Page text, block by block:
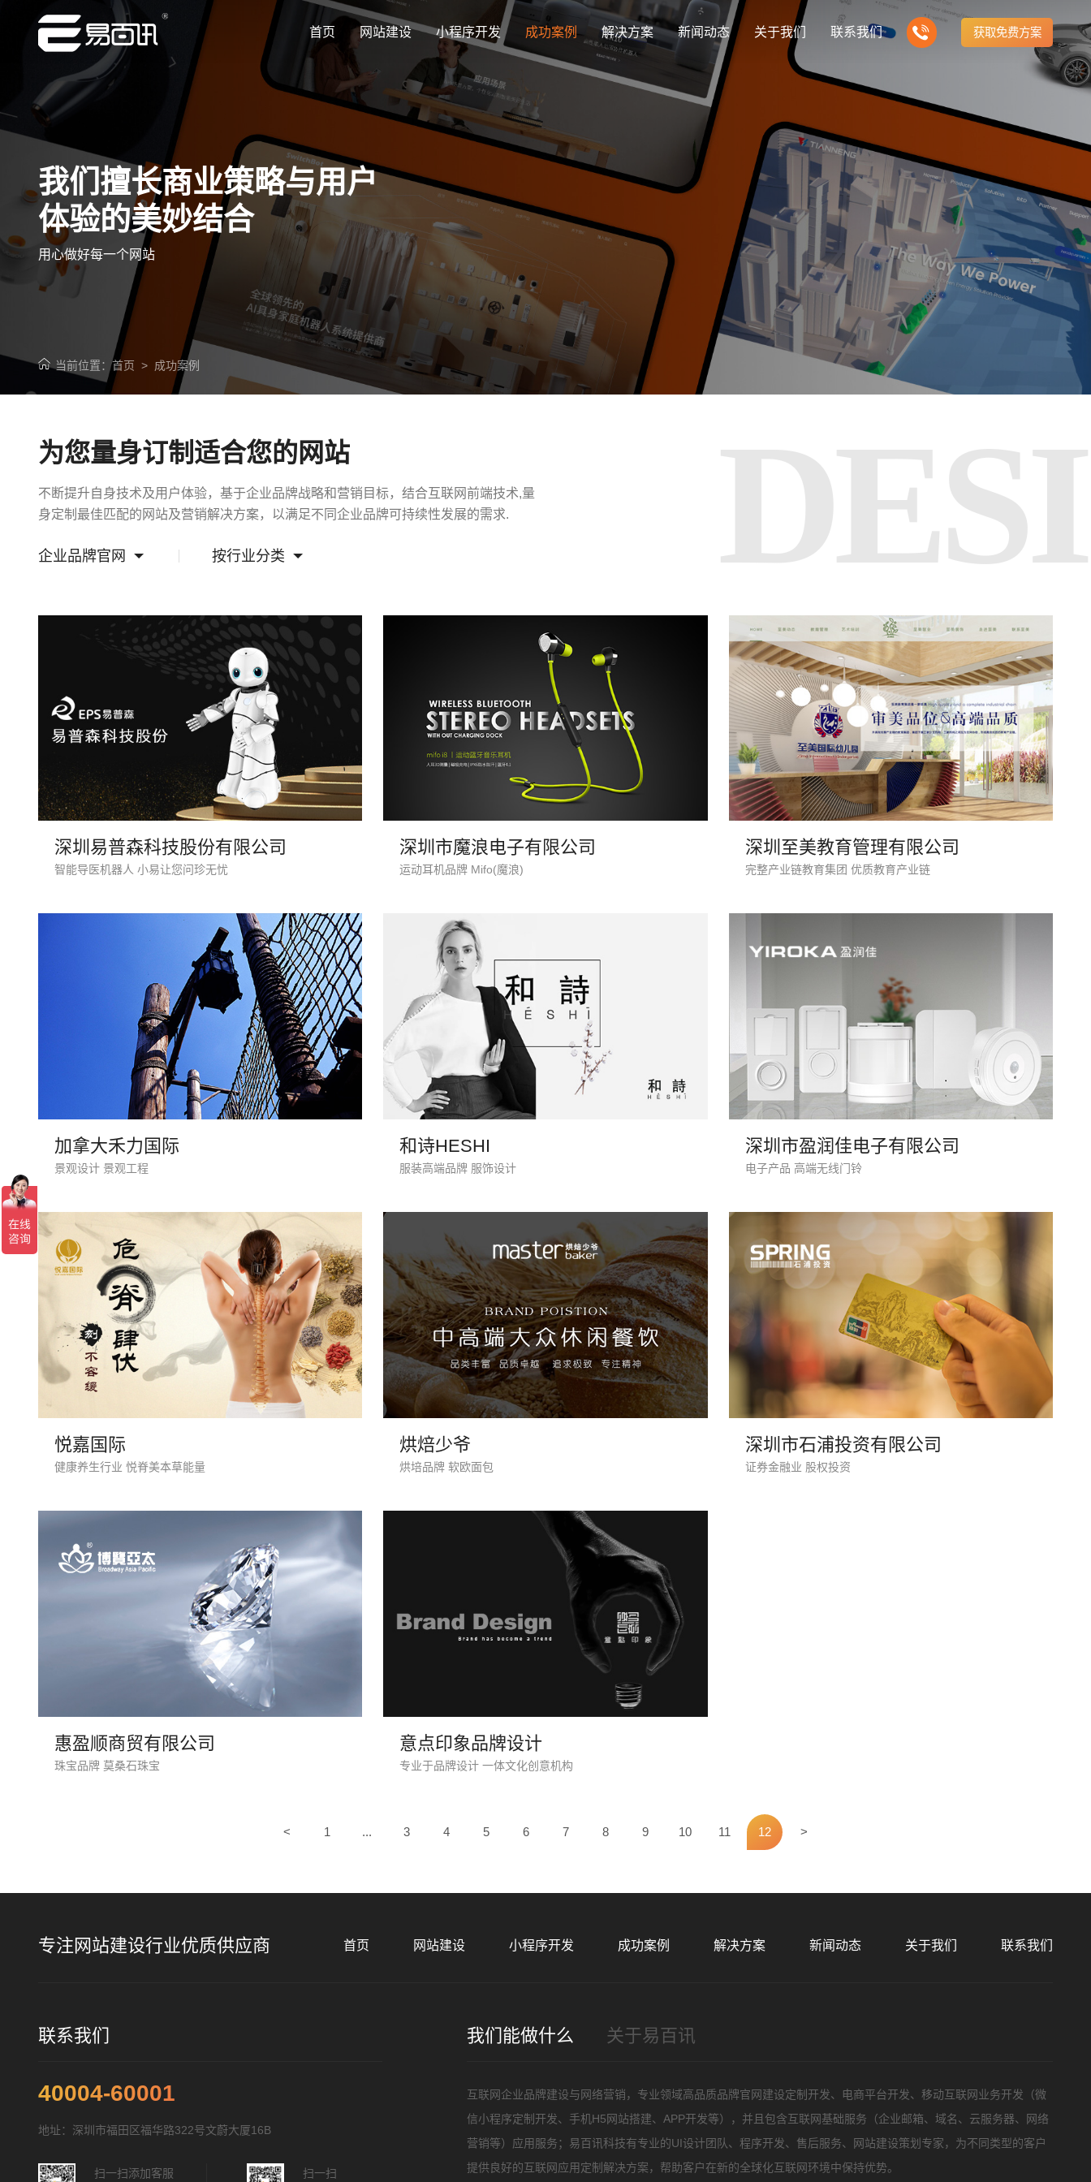
首页 网站建设
专注网站建设行业优质供应商
创意品牌型网站建设
企业品牌高端网站设计
企业营销型网站建设
营销推广转化获客网站
响应式网站建设
适应各个终端设备网站
网站建设定制改版
定制化网站建设改版方案
购物商城系统开发
零售在线电子商务网站
手机微信网站建设
移动手机互联网站开发
小程序开发 成功案例
专注网站建设行业优质供应商 集团上市网站 购物商城网站
实现电子商务化运营
行业门户网站
行业门户网站平台开发
外贸出口网站
外贸进出口网站开发
企业品牌官网
创意品牌型网站建设
企业营销网站
营销型网站建力企业公信力
解决方案
专注网站建设行业优质供应商
解决方案
定制化视觉设计与互动策划方案
芯片半导体网站建设解决方
案
新能源行业网站建设解决方
案
政府网站建设解决方案
购物商城网站建设解决方案 品牌形象网站建设解决方案 外贸网站建设解决方案
门户网站建设解决方案 营销型网站建设解决方案 企业网站建设解决方案
我们的产品
多样化产品总有一个满足你的需求
新闻动态
专注网站建设行业优质供应商 最新签约 公司新闻
Company news
建站知识
Website building knowledge
行业新闻
Industry information
网站设计
Website Design
网站观点
Website viewpoint
关于我们
专注网站建设行业优质供应商 公司介绍
致力于互联网品牌建设
汇款方式
多种付款方式方便快捷
公司团队
我们的团队协作精神
发展历程
一路走来感谢您的陪伴
联系我们 获取免费方案
我们擅长商业策略与用户
体验的美妙结合
用心做好每一个网站
当前位置：首页 > 成功案例
为您量身订制适合您的网站
不断提升自身技术及用户体验，基于企业品牌战略和营销目标，结合互联网前端技术,量
身定制最佳匹配的网站及营销解决方案，以满足不同企业品牌可持续性发展的需求.
企业品牌官网 按行业分类
深圳易普森科技股份有限公司
智能导医机器人 小易让您问珍无忧
深圳市魔浪电子有限公司
运动耳机品牌 Mifo(魔浪)
深圳至美教育管理有限公司
完整产业链教育集团 优质教育产业链
加拿大禾力国际
景观设计 景观工程
和诗HESHI
服装高端品牌 服饰设计
深圳市盈润佳电子有限公司
电子产品 高端无线门铃
悦嘉国际
健康养生行业 悦脊美本草能量
烘焙少爷
烘培品牌 软欧面包
深圳市石浦投资有限公司
证券金融业 股权投资
惠盈顺商贸有限公司
珠宝品牌 莫桑石珠宝
意点印象品牌设计
专业于品牌设计 一体文化创意机构
< 1 ... 3 4 5 6 7 8 9 10 11 12 >
133 1698
专注网站建设行业优质供应商 首页 网站建设 小程序开发 成功案例 解决方案 新闻动态 关于我们 联系我们
联系我们
40004-60001
地址：深圳市福田区福华路322号文蔚大厦16B
扫一扫添加客服 扫一扫
我们能做什么 关于易百讯
互联网企业品牌建设与网络营销，专业领域高品质品牌官网建设定制开发、电商平台开发、移动互联网业务开发（微
信小程序定制开发、手机H5网站搭建、APP开发等），并且包含互联网基础服务（企业邮箱、域名、云服务器、网络
营销等）应用服务；易百讯科技有专业的UI设计团队、程序开发、售后服务、网站建设策划专家，为不同类型的客户
提供良好的互联网应用定制解决方案，帮助客户在新的全球化互联网环境中保持优势。
微信号
创意品牌型网站 · 标准企业官网建设 · 外贸网站设计 ·